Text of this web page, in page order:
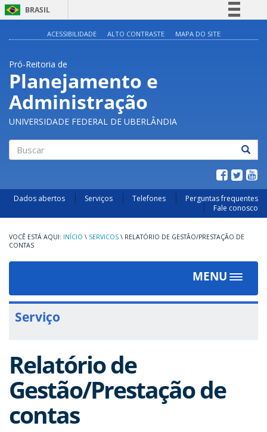
BRASIL
Acesso à informação
ACESSIBILIDADE ALTO CONTRASTE MAPA DO SITE
Pró-Reitoria de
Planejamento e
Administração
UNIVERSIDADE FEDERAL DE UBERLÂNDIA
Dados abertos Serviços Telefones
Perguntas frequentes
Fale conosco
INÍCIO \ SERVICOS \ RELATÓRIO DE GESTÃO/PRESTAÇÃO DE
CONTAS
MENU
Toggle
Serviço
Relatório de
Gestão/Prestação de
contas